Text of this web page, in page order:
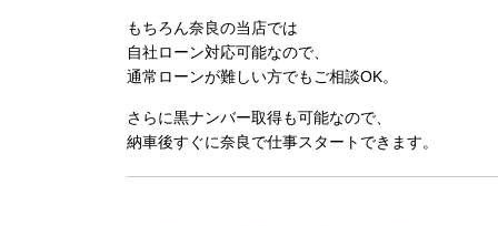
もちろん奈良の当店では
自社ローン対応可能なので、
通常ローンが難しい方でもご相談OK。
さらに黒ナンバー取得も可能なので、
納車後すぐに奈良で仕事スタートできます。